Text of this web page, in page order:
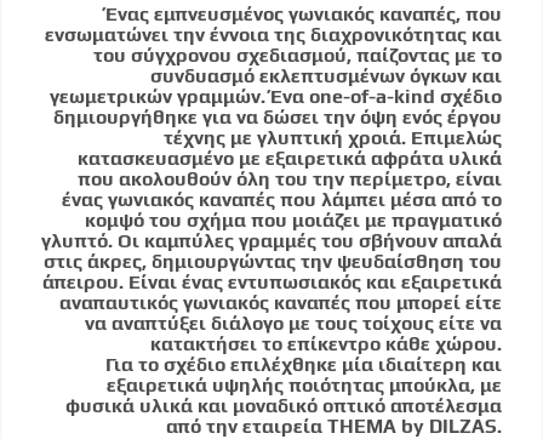
Ένας εμπνευσμένος γωνιακός καναπές, που
ενσωματώνει την έννοια της διαχρονικότητας και
του σύγχρονου σχεδιασμού, παίζοντας με το
συνδυασμό εκλεπτυσμένων όγκων και
γεωμετρικών γραμμών. Ένα one-of-a-kind σχέδιο
δημιουργήθηκε για να δώσει την όψη ενός έργου
τέχνης με γλυπτική χροιά. Επιμελώς
κατασκευασμένο με εξαιρετικά αφράτα υλικά
που ακολουθούν όλη του την περίμετρο, είναι
ένας γωνιακός καναπές που λάμπει μέσα από το
κομψό του σχήμα που μοιάζει με πραγματικό
γλυπτό. Οι καμπύλες γραμμές του σβήνουν απαλά
στις άκρες, δημιουργώντας την ψευδαίσθηση του
άπειρου. Είναι ένας εντυπωσιακός και εξαιρετικά
αναπαυτικός γωνιακός καναπές που μπορεί είτε
να αναπτύξει διάλογο με τους τοίχους είτε να
κατακτήσει το επίκεντρο κάθε χώρου.
Για το σχέδιο επιλέχθηκε μία ιδιαίτερη και
εξαιρετικά υψηλής ποιότητας μπούκλα, με
φυσικά υλικά και μοναδικό οπτικό αποτέλεσμα
από την εταιρεία THEMA by DILZAS.